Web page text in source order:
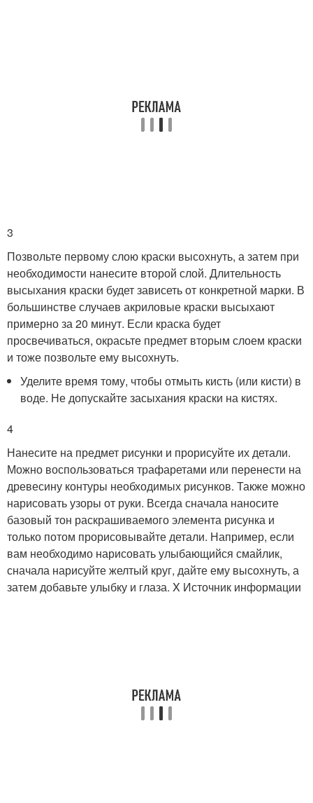
3
Позвольте первому слою краски высохнуть, а затем при
необходимости нанесите второй слой. Длительность
высыхания краски будет зависеть от конкретной марки. В
большинстве случаев акриловые краски высыхают
примерно за 20 минут. Если краска будет
просвечиваться, окрасьте предмет вторым слоем краски
и тоже позвольте ему высохнуть.
Уделите время тому, чтобы отмыть кисть (или кисти) в
воде. Не допускайте засыхания краски на кистях.
4
Нанесите на предмет рисунки и прорисуйте их детали.
Можно воспользоваться трафаретами или перенести на
древесину контуры необходимых рисунков. Также можно
нарисовать узоры от руки. Всегда сначала наносите
базовый тон раскрашиваемого элемента рисунка и
только потом прорисовывайте детали. Например, если
вам необходимо нарисовать улыбающийся смайлик,
сначала нарисуйте желтый круг, дайте ему высохнуть, а
затем добавьте улыбку и глаза. X Источник информации